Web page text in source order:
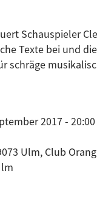
Schauspieler
Texte bei und
schräge
2017 - 20:00
Ulm, Club